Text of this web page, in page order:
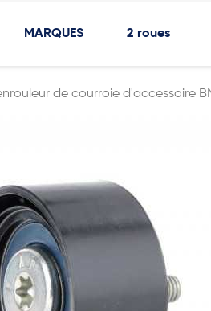
MARQUES 2 roues
de courroie d'accessoire